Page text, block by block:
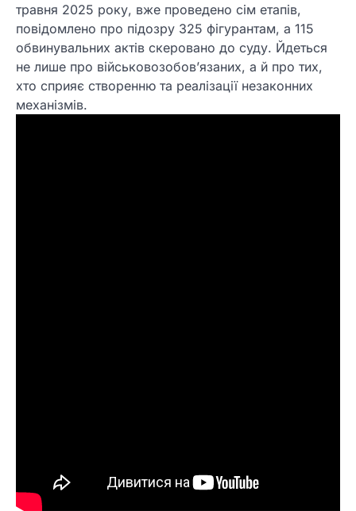
травня 2025 року, вже проведено сім етапів,
повідомлено про підозру 325 фігурантам, а 115
обвинувальних актів скеровано до суду. Йдеться
не лише про військовозобов’язаних, а й про тих,
хто сприяє створенню та реалізації незаконних
механізмів.